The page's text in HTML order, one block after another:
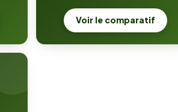
Voir le comparatif